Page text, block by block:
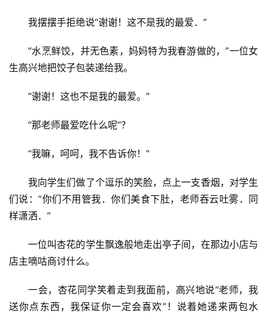
首
页
化
活
我摆摆手拒绝说“谢谢！这不是我的最爱．”
“水烹鲜饺，并无色素，妈妈特为我春游做的，”一位女
生高兴地把饺子包装递给我。
“谢谢！这也不是我的最爱。”
“那老师最爱吃什么呢”？
“我嘛，呵呵，我不告诉你！”
我向学生们做了个逗乐的笑脸，点上一支香烟，对学生
们说：“你们不用管我．你们美食下肚，老师吞云吐雾．同
样潇洒．”
一位叫杏花的学生飘逸般地走出亭子间，在那边小店与
店主嘀咕商讨什么。
一会，杏花同学笑着走到我面前，高兴地说“老师，我
送你点东西，我保证你一定会喜欢”！说着她递来两包水